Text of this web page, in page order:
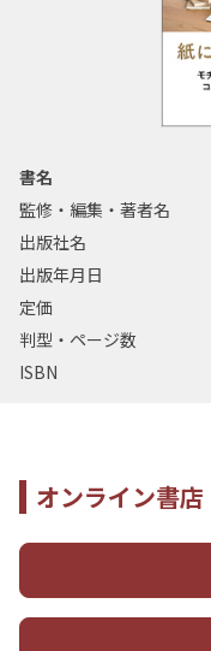
書名
監修・編集・著者名
出版社名
出版年月日
定価
判型・ページ数
ISBN
オンライン書店